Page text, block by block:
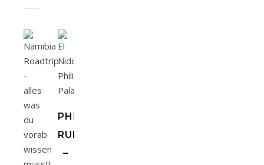
PHILIPPINEN
RUNDREISE
–